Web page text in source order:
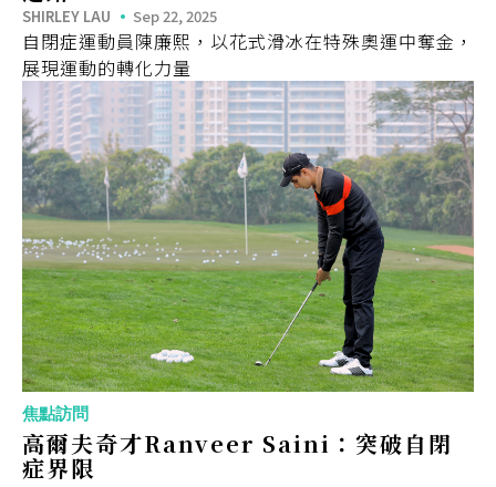
SHIRLEY LAU Sep 22, 2025
自閉症運動員陳廉熙，以花式滑冰在特殊奧運中奪金，
展現運動的轉化力量
焦點訪問
高爾夫奇才Ranveer Saini：突破自閉
症界限